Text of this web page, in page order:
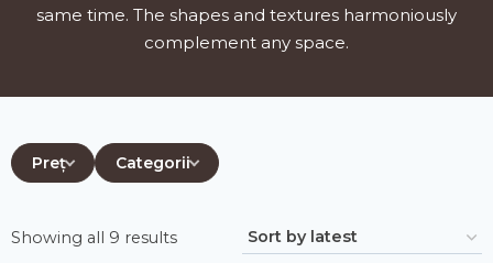
same time. The shapes and textures harmoniously
complement any space.
Preț Categorii
Showing all 9 resultsSorted